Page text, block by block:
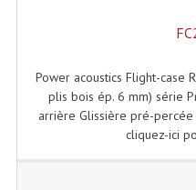
Power acoustics Flight-case
plis bois ép. 6 mm) série
arrière Glissière pré-
cliquez-ici